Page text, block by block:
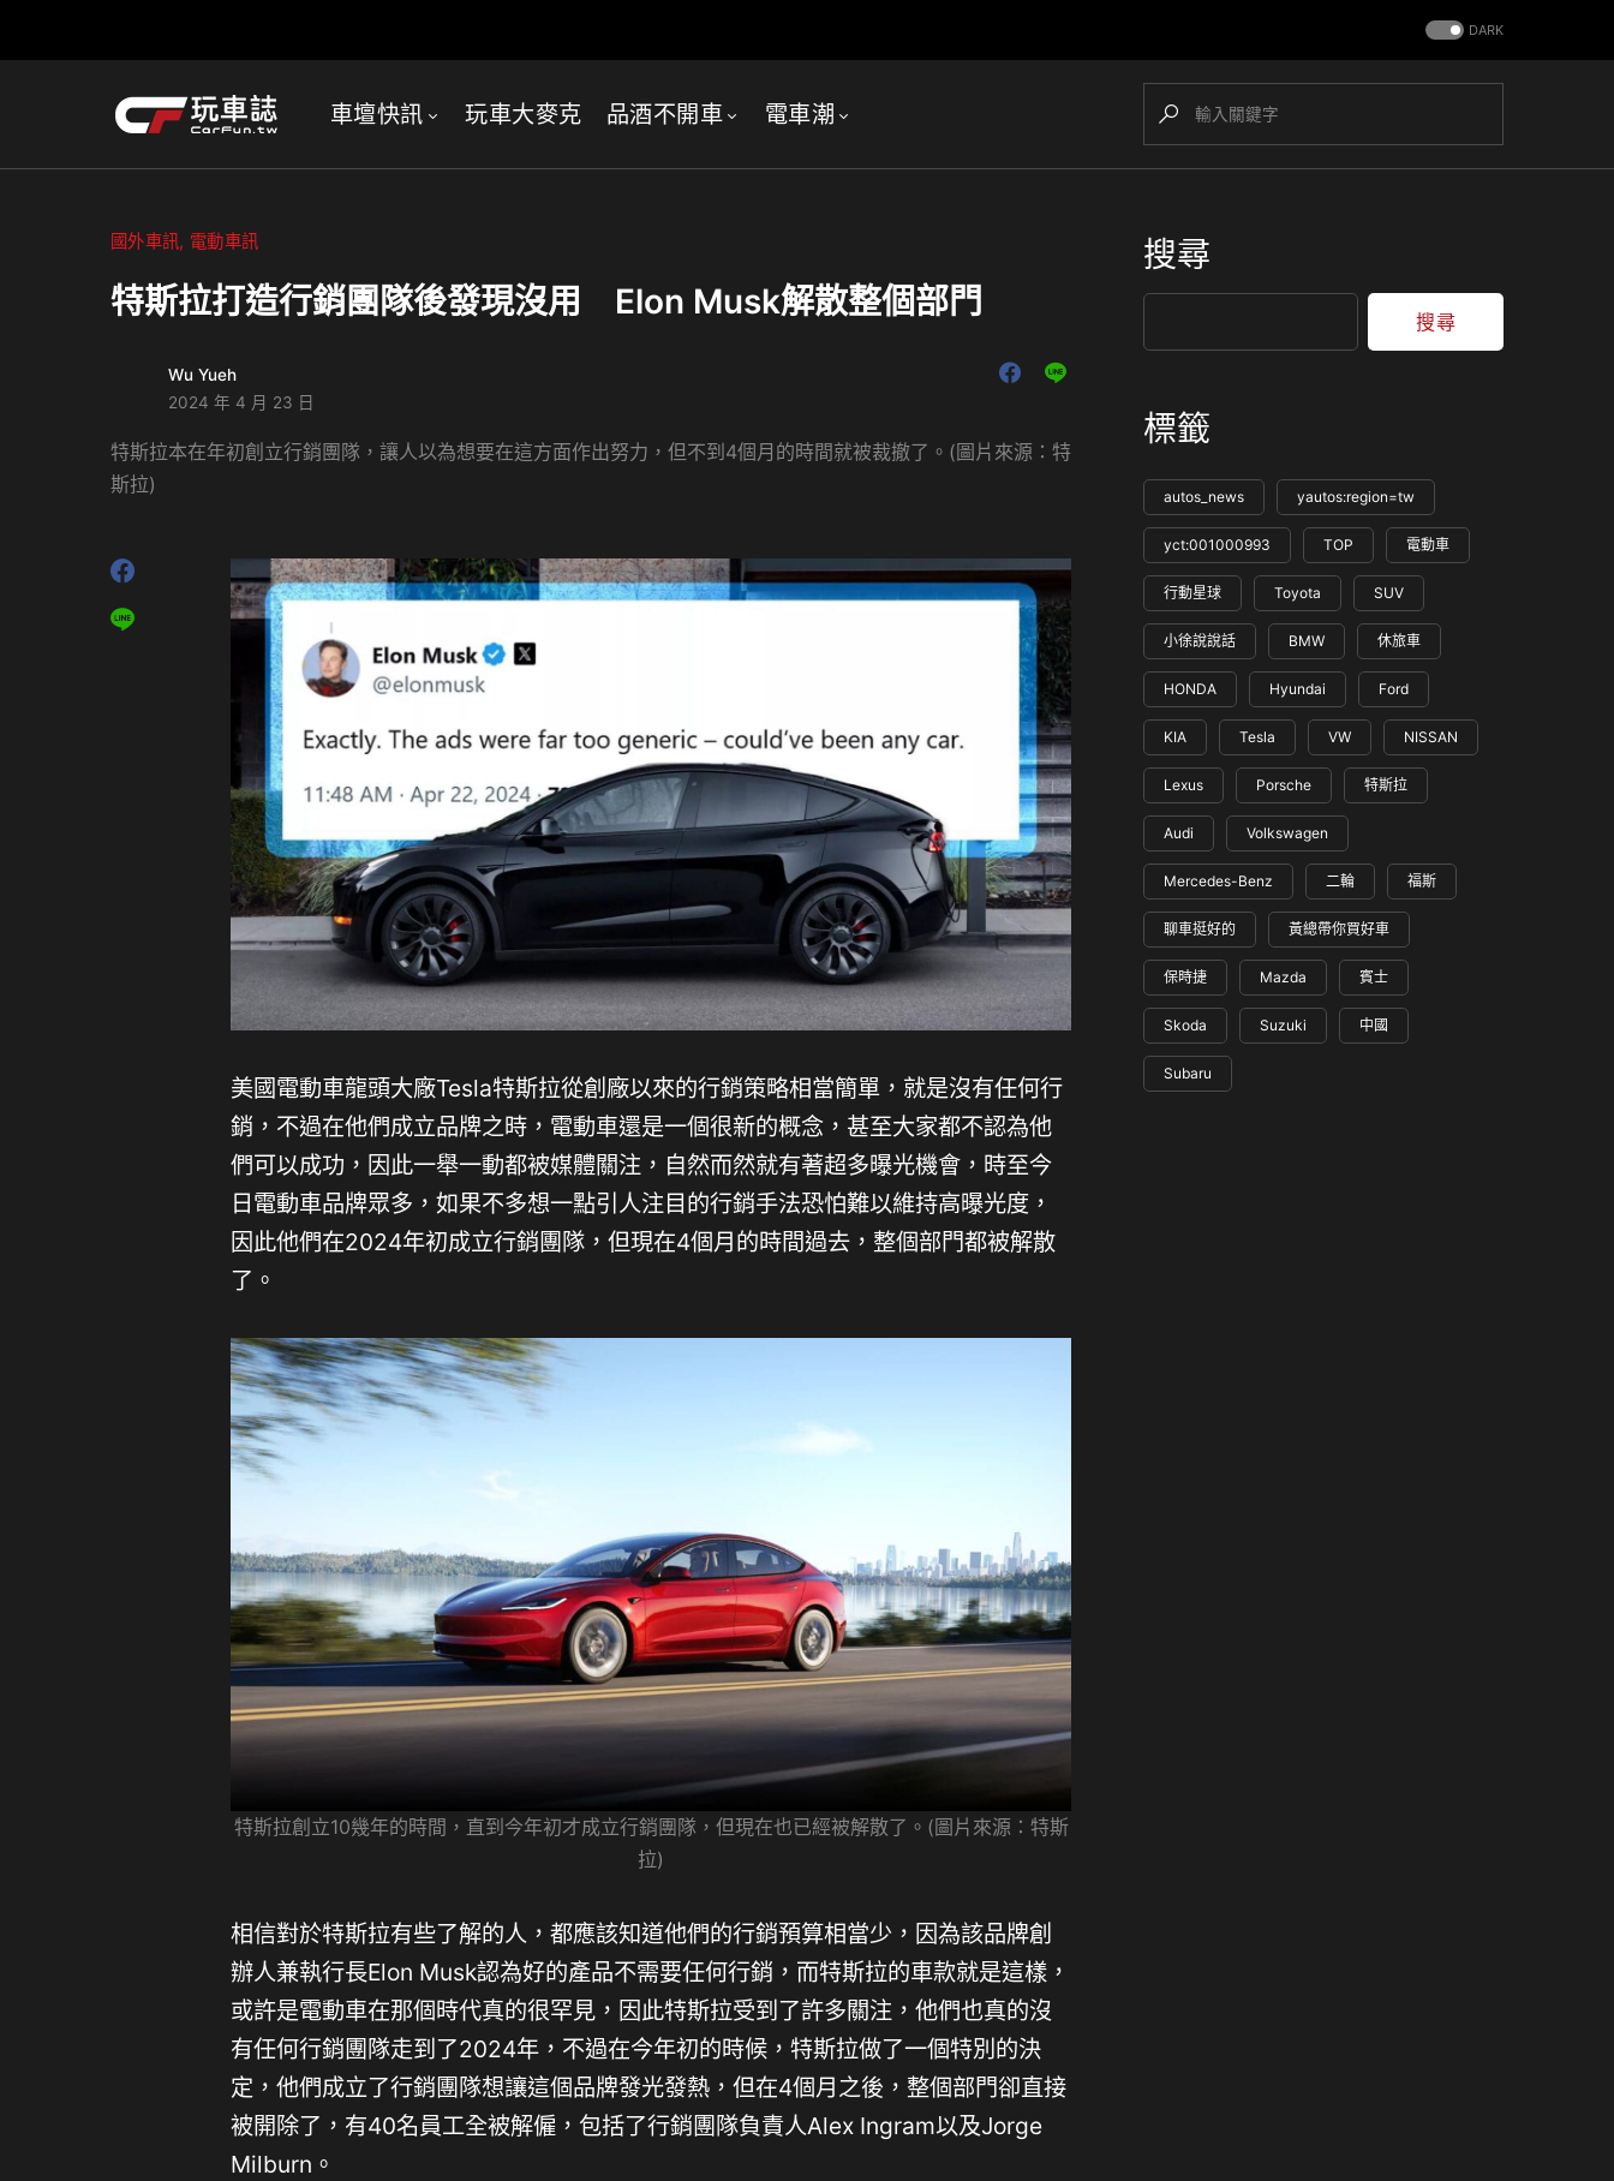
DARK
車壇快訊 玩車大麥克 品酒不開車 電車潮
國外車訊 電動車訊
特斯拉打造行銷團隊後發現沒用 Elon Musk解散整個部門
Wu Yueh
2024 年 4 月 23 日
特斯拉本在年初創立行銷團隊，讓人以為想要在這方面作出努力，但不到4個月的時間就被裁撤了。(圖片來源：特
斯拉)
美國電動車龍頭大廠Tesla特斯拉從創廠以來的行銷策略相當簡單，就是沒有任何行
銷，不過在他們成立品牌之時，電動車還是一個很新的概念，甚至大家都不認為他
們可以成功，因此一舉一動都被媒體關注，自然而然就有著超多曝光機會，時至今
日電動車品牌眾多，如果不多想一點引人注目的行銷手法恐怕難以維持高曝光度，
因此他們在2024年初成立行銷團隊，但現在4個月的時間過去，整個部門都被解散
了。
特斯拉創立10幾年的時間，直到今年初才成立行銷團隊，但現在也已經被解散了。(圖片來源：特斯
拉)
相信對於特斯拉有些了解的人，都應該知道他們的行銷預算相當少，因為該品牌創
辦人兼執行長Elon Musk認為好的產品不需要任何行銷，而特斯拉的車款就是這樣，
或許是電動車在那個時代真的很罕見，因此特斯拉受到了許多關注，他們也真的沒
有任何行銷團隊走到了2024年，不過在今年初的時候，特斯拉做了一個特別的決
定，他們成立了行銷團隊想讓這個品牌發光發熱，但在4個月之後，整個部門卻直接
被開除了，有40名員工全被解僱，包括了行銷團隊負責人Alex Ingram以及Jorge
Milburn。
搜尋
搜尋
標籤
autos_news yautos:region=tw
yct:001000993 TOP 電動車
行動星球 Toyota SUV
小徐說說話 BMW 休旅車
HONDA Hyundai Ford
KIA Tesla VW NISSAN
Lexus Porsche 特斯拉
Audi Volkswagen
Mercedes-Benz 二輪 福斯
聊車挺好的 黃總帶你買好車
保時捷 Mazda 賓士
Skoda Suzuki 中國
Subaru